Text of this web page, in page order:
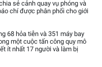
sẻ cảnh quay vụ phóng và
chí được phân phối cho giới
68 hỏa tiễn và 351 máy bay
một cuộc tấn công quy mô
ít nhất 17 người và làm bị